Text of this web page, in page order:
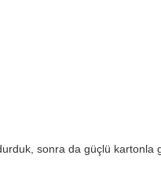
sonra da güçlü kartonla